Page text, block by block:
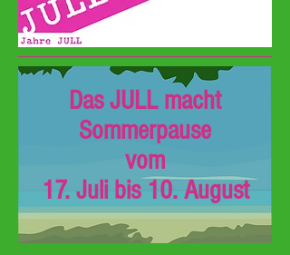
Das JULL macht
Sommerpause
vom
17. Juli bis 10. August